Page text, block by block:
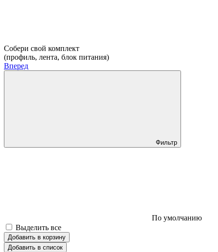
Собери свой комплект
(профиль, лента, блок питания)
Вперед
Фильтр
По умолчанию
Выделить все
Добавить в корзину
Добавить в список